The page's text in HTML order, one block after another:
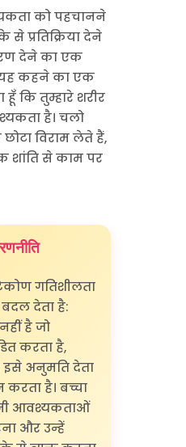
को पहचानने
प्रतिक्रिया देने
देने का एक
यह कहने का एक
कि तुम्हारे शरीर
है। चलो
विराम लेते हैं,
शांति से काम पर
गतिशीलता
देता है:
है जो
करता है,
इसे अनुमति देता
करता है। बच्चा
आवश्यकताओं
और उन्हें